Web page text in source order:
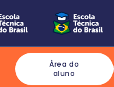
Àrea do
aluno